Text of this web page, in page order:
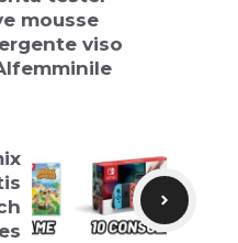
mousse
viso